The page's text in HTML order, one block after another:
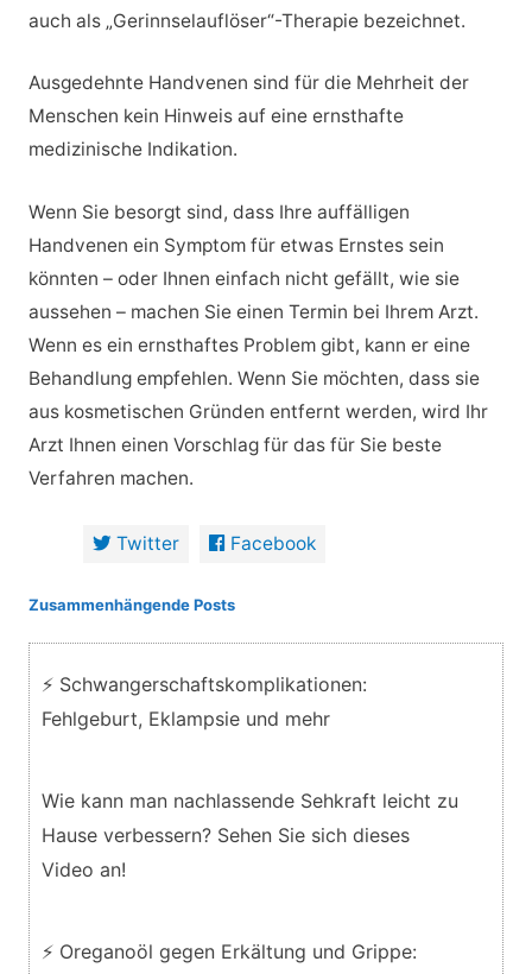
auch als „Gerinnselauflöser“-Therapie bezeichnet.
Ausgedehnte Handvenen sind für die Mehrheit der
Menschen kein Hinweis auf eine ernsthafte
medizinische Indikation.
Wenn Sie besorgt sind, dass Ihre auffälligen
Handvenen ein Symptom für etwas Ernstes sein
könnten – oder Ihnen einfach nicht gefällt, wie sie
aussehen – machen Sie einen Termin bei Ihrem Arzt.
Wenn es ein ernsthaftes Problem gibt, kann er eine
Behandlung empfehlen. Wenn Sie möchten, dass sie
aus kosmetischen Gründen entfernt werden, wird Ihr
Arzt Ihnen einen Vorschlag für das für Sie beste
Verfahren machen.
Twitter Facebook
Zusammenhängende Posts
⚡ Schwangerschaftskomplikationen:
Fehlgeburt, Eklampsie und mehr
Wie kann man nachlassende Sehkraft leicht zu
Hause verbessern? Sehen Sie sich dieses
Video an!
⚡ Oreganoöl gegen Erkältung und Grippe: